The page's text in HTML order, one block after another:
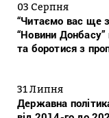
03 Серпня
“Читаємо вас ще з
“Новини
та боротися з
31 Липня
Державна